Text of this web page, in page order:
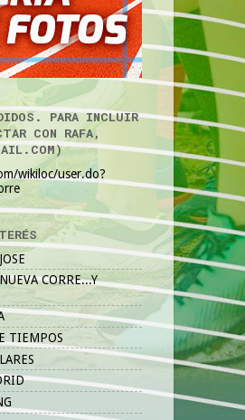
PARA INCLUIR
CON RAFA,
wikiloc/user.do?
CORRE...Y
TIEMPOS